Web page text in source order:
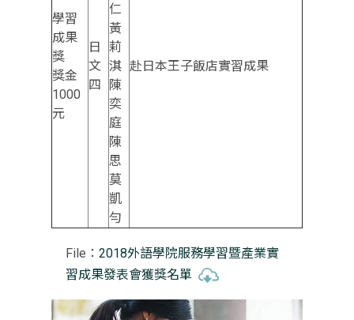
學習
成果
獎
獎金
1000
元
日
文
四
仁
黃
莉
淇
陳
奕
庭
陳
思
莫
凱
勻
赴日本王子飯店實習成果
File： 2018外語學院服務學習暨產業實
習成果發表會獲獎名單